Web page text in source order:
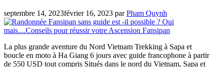
septembre 14, 2023février 16, 2023 parPham Quynh
La plus grande aventure du Nord Vietnam Trekking à Sapa et
boucle en moto à Ha Giang 6 jours avec guide francophone à partir
de 550 USD tout compris Situés dans le nord du Vietnam, Sapa et